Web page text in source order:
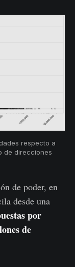
respecto a
de direcciones
de poder, en
desde una
por
de